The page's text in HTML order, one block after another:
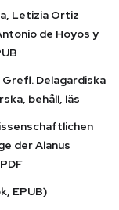
Letizia Ortiz
de Hoyos y
Grefl. Delagardiska
behåll, läs
der Alanus
EPUB)